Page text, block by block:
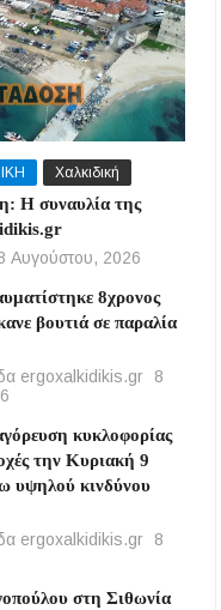
Χαλκιδική
Η συναυλία της
Αυγούστου, 2026
8χρονος
βουτιά σε παραλία
ergoxalkidikis.gr
8
κυκλοφορίας
την Κυριακή 9
υψηλού κινδύνου
ergoxalkidikis.gr
8
στη Σιθωνία